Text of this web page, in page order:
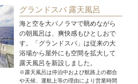
グランドスパ 露天風呂
海と空を大パノラマで眺めながら
の朝風呂は、爽快感もひとしおで
す。「グランドスパ」は従来の大
浴場から屋外にも空間を拡大して
露天風呂を新設しました。
※露天風呂は停泊中および航路上の都合
や天候、運航上等の理由により営業時間